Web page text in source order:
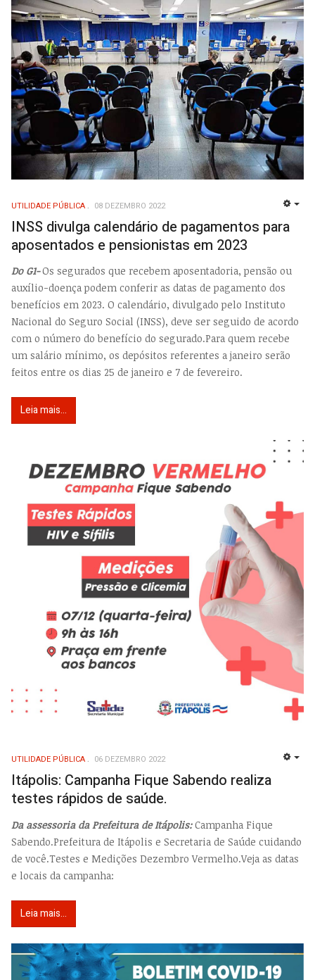
UTILIDADE PÚBLICA 08 DEZEMBRO 2022
INSS divulga calendário de pagamentos para
aposentados e pensionistas em 2023
Do G1-Os segurados que recebem aposentadoria, pensão ou
auxílio-doença podem conferir as datas de pagamento dos
benefícios em 2023. O calendário, divulgado pelo Instituto
Nacional do Seguro Social (INSS), deve ser seguido de acordo
com o número do benefício do segurado.Para quem recebe
um salário mínimo, os depósitos referentes a janeiro serão
feitos entre os dias 25 de janeiro e 7 de fevereiro.
Leia mais...
UTILIDADE PÚBLICA 06 DEZEMBRO 2022
Itápolis: Campanha Fique Sabendo realiza
testes rápidos de saúde.
Da assessoria da Prefeitura de Itápolis:Campanha Fique
Sabendo.Prefeitura de Itápolis e Secretaria de Saúde cuidando
de você.Testes e Medições Dezembro Vermelho.Veja as datas
e locais da campanha:
Leia mais...